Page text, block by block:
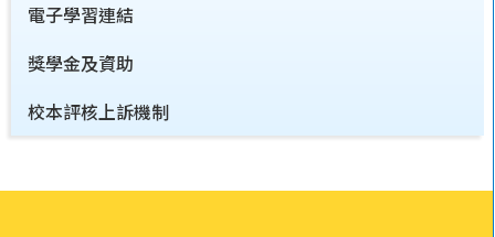
電子學習連結
獎學金及資助
校本評核上訴機制